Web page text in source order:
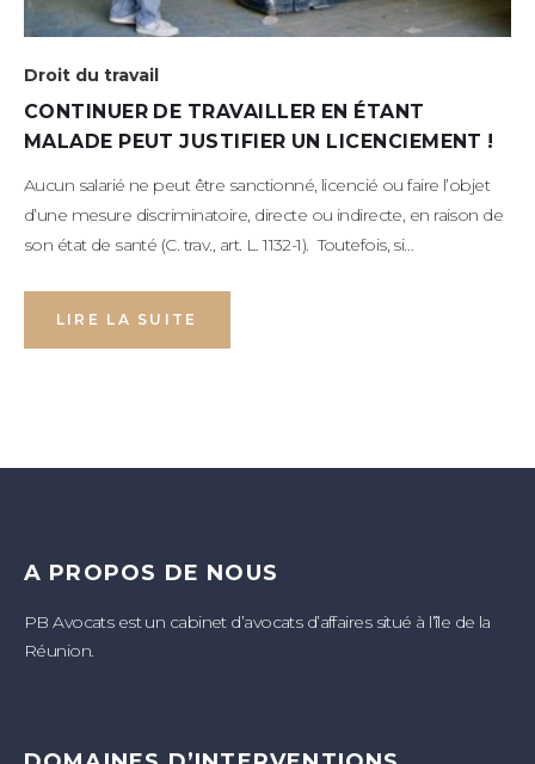
Droit du travail
CONTINUER DE TRAVAILLER EN ÉTANT
MALADE PEUT JUSTIFIER UN LICENCIEMENT !
Aucun salarié ne peut être sanctionné, licencié ou faire l’objet
d’une mesure discriminatoire, directe ou indirecte, en raison de
son état de santé (C. trav., art. L. 1132-1). Toutefois, si…
LIRE LA SUITE
A PROPOS DE NOUS
PB Avocats est un cabinet d’avocats d’affaires situé à l’île de la
Réunion.